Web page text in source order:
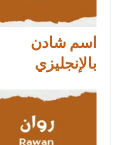
اسم شادن
بالإنجليزي